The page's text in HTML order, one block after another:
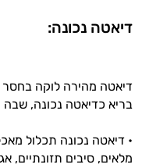
דיאטה נכונה:
דיאטה מהירה לוקה בחסר
בריא כדיאטה נכונה, שבה
• דיאטה נכונה תכלול
מלאים, סיבים תזונתיים,
התשובות שלי
ותזונת הספורט.